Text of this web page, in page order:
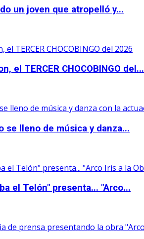
un joven que atropelló y...
el TERCER CHOCOBINGO del...
se lleno de música y danza...
el Telón" presenta... "Arco...